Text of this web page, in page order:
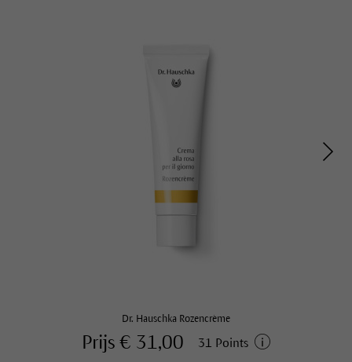
Dr. Hauschka Rozencrème
Prijs € 31,00 31 Points